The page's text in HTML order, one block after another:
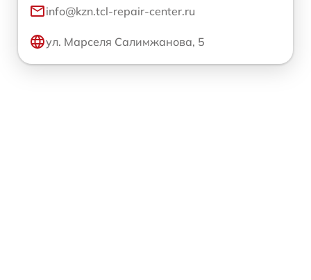
info@kzn.tcl-repair-center.ru
ул. Марселя Салимжанова, 5